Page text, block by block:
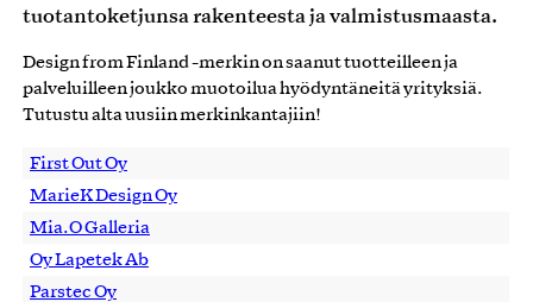
tuotantoketjunsa rakenteesta ja valmistusmaasta.
Design from Finland -merkin on saanut tuotteilleen ja
palveluilleen joukko muotoilua hyödyntäneitä yrityksiä.
Tutustu alta uusiin merkinkantajiin!
First Out Oy
MarieK Design Oy
Mia.O Galleria
Oy Lapetek Ab
Parstec Oy